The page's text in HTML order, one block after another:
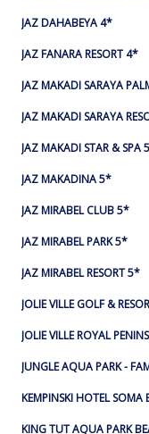
JAZ DAHABEYA 4*
JAZ FANARA RESORT 4*
JAZ MAKADI SARAYA
JAZ MAKADI SARAYA
JAZ MAKADI STAR & SPA
JAZ MAKADINA 5*
JAZ MIRABEL CLUB 5*
JAZ MIRABEL PARK 5*
JAZ MIRABEL RESORT 5*
JOLIE VILLE GOLF &
JOLIE VILLE ROYAL
JUNGLE AQUA PARK -
KEMPINSKI HOTEL SOMA
KING TUT AQUA PARK